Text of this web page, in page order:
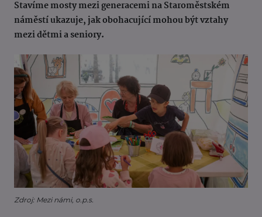
Stavíme mosty mezi generacemi na Staroměstském
náměstí ukazuje, jak obohacující mohou být vztahy
mezi dětmi a seniory.
Zdroj: Mezi námi, o.p.s.